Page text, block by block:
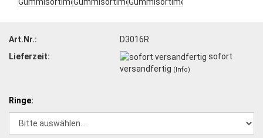
Art.Nr.:
D3016R
Lieferzeit:
sofort
versandfertig (Info)
Ringe: